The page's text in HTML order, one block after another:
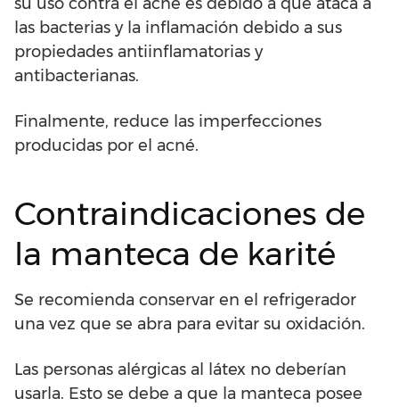
las bacterias y la inflamación debido a sus
propiedades antiinflamatorias y
antibacterianas.
Finalmente, reduce las imperfecciones
producidas por el acné.
Contraindicaciones de
la manteca de karité
Se recomienda conservar en el refrigerador
una vez que se abra para evitar su oxidación.
Las personas alérgicas al látex no deberían
usarla. Esto se debe a que la manteca posee